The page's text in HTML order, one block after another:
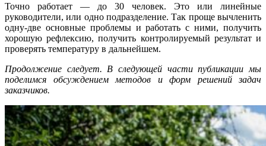
Точно работает — до 30 человек. Это или линейные
руководители, или одно подразделение. Так проще вычленить
одну-две основные проблемы и работать с ними, получить
хорошую рефлексию, получить контролируемый результат и
проверять температуру в дальнейшем.
Продолжение следует. В следующей части публикации мы
поделимся обсуждением методов и форм решений задач
заказчиков.